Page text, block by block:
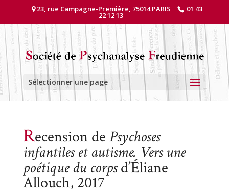
23, rue Campagne-Première, 75014 PARIS 01 43
22 12 13
Sélectionner une page
Recension de Psychoses
infantiles et autisme. Vers une
poétique du corpsd’Éliane
Allouch, 2017